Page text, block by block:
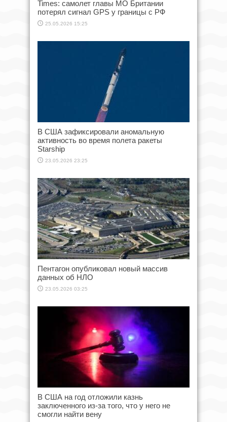
Times: самолет главы МО Британии
потерял сигнал GPS у границы с РФ
25.05.2026 15:25
В США зафиксировали аномальную
активность во время полета ракеты
Starship
23.05.2026 23:25
Пентагон опубликовал новый массив
данных об НЛО
23.05.2026 03:25
В США на год отложили казнь
заключенного из-за того, что у него не
смогли найти вену